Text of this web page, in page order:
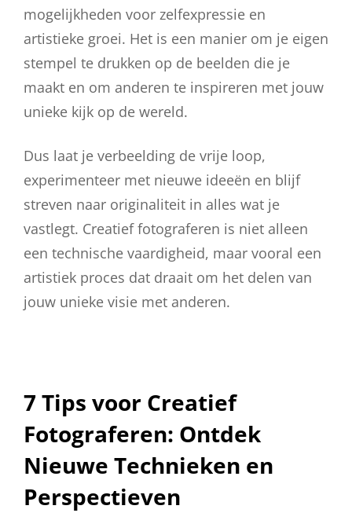
mogelijkheden voor zelfexpressie en
artistieke groei. Het is een manier om je eigen
stempel te drukken op de beelden die je
maakt en om anderen te inspireren met jouw
unieke kijk op de wereld.
Dus laat je verbeelding de vrije loop,
experimenteer met nieuwe ideeën en blijf
streven naar originaliteit in alles wat je
vastlegt. Creatief fotograferen is niet alleen
een technische vaardigheid, maar vooral een
artistiek proces dat draait om het delen van
jouw unieke visie met anderen.
7 Tips voor Creatief
Fotograferen: Ontdek
Nieuwe Technieken en
Perspectieven